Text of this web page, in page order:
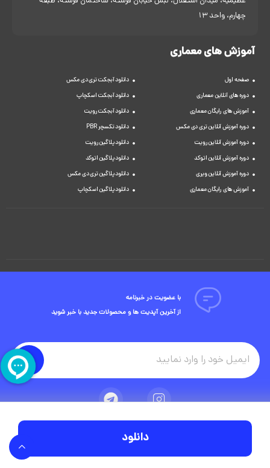
دانلود
چهارم، واحد 13
آموزش های معماری
صفحه اول
دوره های آنلاین معماری
آموزش های رایگان معماری
دوره آموزش آنلاین تری دی مکس
دوره آموزش آنلاین رویت
دوره آموزش آنلاین اتوکد
دوره آموزش آنلاین ویری
آموزش های رایگان معماری
دانلود آبجکت تری دی مکس
دانلود آبجکت اسکچاپ
دانلود آبجکت رویت
دانلود تکسچر PBR
دانلود پلاگین رویت
دانلود پلاگین اتوکد
دانلود پلاگین تری دی مکس
دانلود پلاگین اسکچاپ
با عضویت در خبرنامه
از آخرین آپدیت ها و محصولات جدید با خبر شوید
تمامی حقوق مادی و معنوی این وبسایت متعلق به شرکت ویوید ویژوال است.